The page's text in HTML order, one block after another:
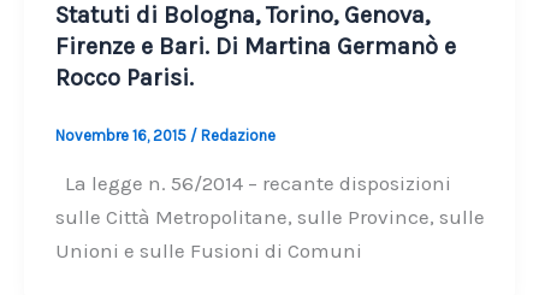
Statuti di Bologna, Torino, Genova,
Firenze e Bari. Di Martina Germanò e
Rocco Parisi.
Novembre 16, 2015 / Redazione
La legge n. 56/2014 – recante disposizioni
sulle Città Metropolitane, sulle Province, sulle
Unioni e sulle Fusioni di Comuni